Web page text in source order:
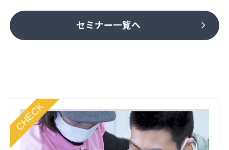
セミナー一覧へ chevron_right